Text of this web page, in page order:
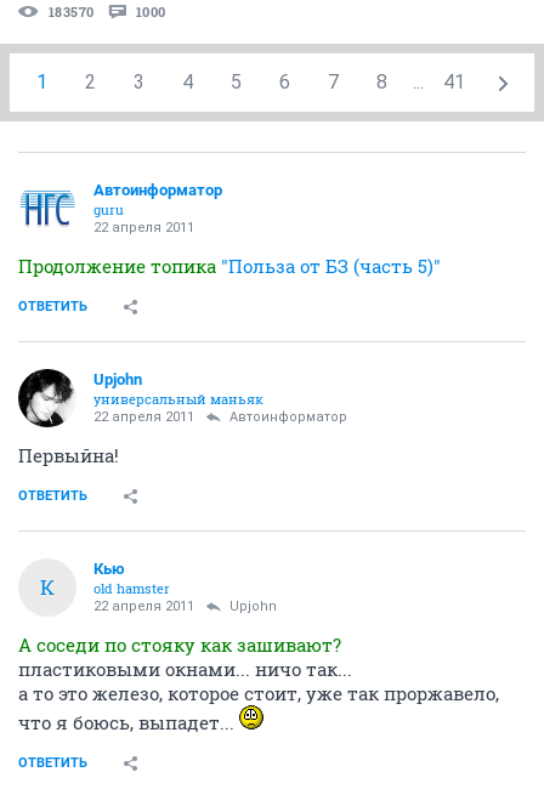
183570 1000
1 2 3 4 5 6 7 8 ... 41
Автоинформатор
guru
22 апреля 2011
Продолжение топика "Польза от БЗ (часть 5)"
ОТВЕТИТЬ
Upjohn
универсальный маньяк
22 апреля 2011 Автоинформатор
Первыйна!
ОТВЕТИТЬ
К
Кью
old hamster
22 апреля 2011 Upjohn
А соседи по стояку как зашивают?
пластиковыми окнами... ничо так...
а то это железо, которое стоит, уже так проржавело,
что я боюсь, выпадет...
ОТВЕТИТЬ